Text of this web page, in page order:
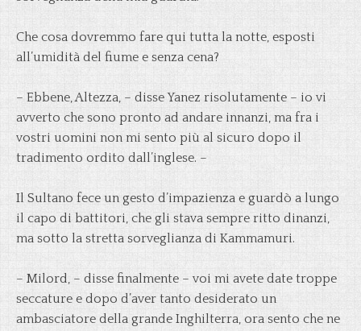
Che cosa dovremmo fare qui tutta la notte, esposti
all’umidità del fiume e senza cena?
– Ebbene, Altezza, – disse Yanez risolutamente – io vi
avverto che sono pronto ad andare innanzi, ma fra i
vostri uomini non mi sento più al sicuro dopo il
tradimento ordito dall’inglese. –
Il Sultano fece un gesto d’impazienza e guardò a lungo
il capo di battitori, che gli stava sempre ritto dinanzi,
ma sotto la stretta sorveglianza di Kammamuri.
– Milord, – disse finalmente – voi mi avete date troppe
seccature e dopo d’aver tanto desiderato un
ambasciatore della grande Inghilterra, ora sento che ne